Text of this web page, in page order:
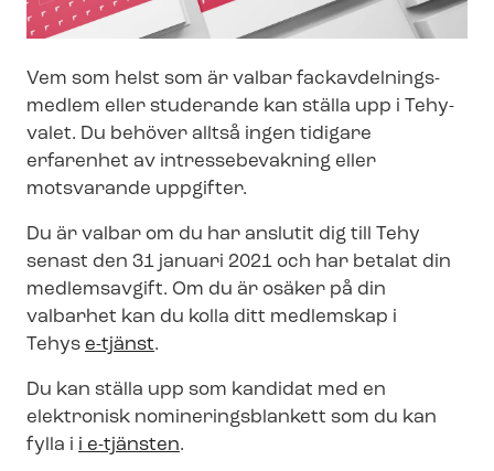
Vem som helst som är valbar fackav­del­nings­
med­lem eller studerande kan ställa upp i Tehy-
valet. Du behöver alltså ingen tidigare
erfarenhet av intressebevakning eller
motsvarande uppgifter.
Du är valbar om du har anslutit dig till Tehy
senast den 31 januari 2021 och har betalat din
medlemsavgift. Om du är osäker på din
valbarhet kan du kolla ditt medlemskap i
Tehys e-tjänst.
Du kan ställa upp som kandidat med en
elektronisk no­mi­ne­rings­blan­kett som du kan
fylla i i e-tjänsten.